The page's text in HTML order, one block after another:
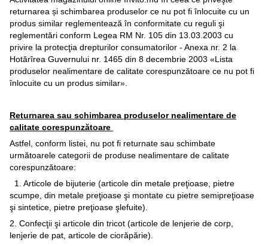
returnarea și schimbarea produselor ce nu pot fi înlocuite cu un
produs similar reglementează în conformitate cu reguli şi
reglementări conform Legea RM Nr. 105 din 13.03.2003 cu
privire la protecţia drepturilor consumatorilor - Anexa nr. 2 la
Hotărîrea Guvernului nr. 1465 din 8 decembrie 2003 «Lista
produselor nealimentare de calitate corespunzătoare ce nu pot fi
înlocuite cu un produs similar».
Returnarea sau schimbarea produselor nealimentare de
calitate corespunzătoare
Astfel, conform listei, nu pot fi returnate sau schimbate
următoarele categorii de produse nealimentare de calitate
corespunzătoare:
1. Articole de bijuterie (articole din metale preţioase, pietre
scumpe, din metale preţioase şi montate cu pietre semipreţioase
şi sintetice, pietre preţioase şlefuite).
2. Confecţii şi articole din tricot (articole de lenjerie de corp,
lenjerie de pat, articole de ciorăpărie).